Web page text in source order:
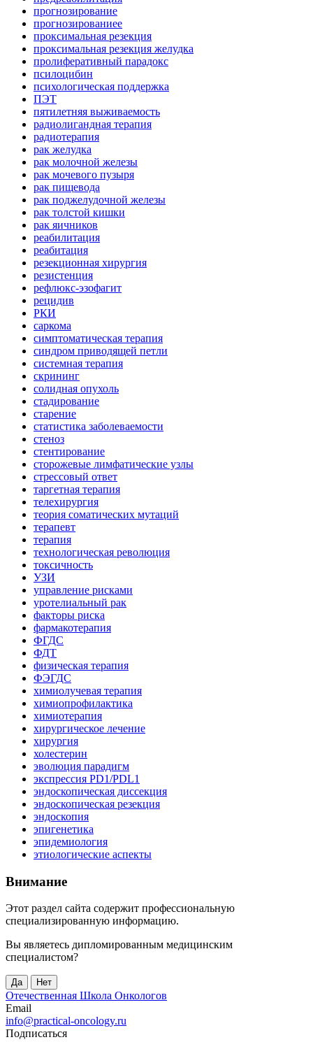
прогнозирование
прогнозированиее
проксимальная резекция
проксимальная резекция желудка
пролиферативный парадокс
псилоцибин
психологическая поддержка
ПЭТ
пятилетняя выживаемость
радиолигандная терапия
радиотерапия
рак желудка
рак молочной железы
рак мочевого пузыря
рак пищевода
рак поджелудочной железы
рак толстой кишки
рак яичников
реабилитация
реабитация
резекционная хирургия
резистенция
рефлюкс-эзофагит
рецидив
РКИ
саркома
симптоматическая терапия
синдром приводящей петли
системная терапия
скрининг
солидная опухоль
стадирование
старение
статистика заболеваемости
стеноз
стентирование
сторожевые лимфатические узлы
стрессовый ответ
таргетная терапия
телехирургия
теория соматических мутаций
терапевт
терапия
технологическая революция
токсичность
УЗИ
управление рисками
уротелиальный рак
факторы риска
фармакотерапия
ФГДС
ФДТ
физическая терапия
ФЭГДС
химиолучевая терапия
химиопрофилактика
химиотерапия
хирургическое лечение
хирургия
холестерин
эволюция парадигм
экспрессия PD1/PDL1
эндоскопическая диссекция
эндоскопическая резекция
эндоскопия
эпигенетика
эпидемиология
этиологические аспекты
Внимание
Этот раздел сайта содержит профессиональную
специализированную информацию.
Вы являетесь дипломированным медицинским
специалистом?
Да Нет
Отечественная Школа Онкологов
Email
info@practical-oncology.ru
Подписаться